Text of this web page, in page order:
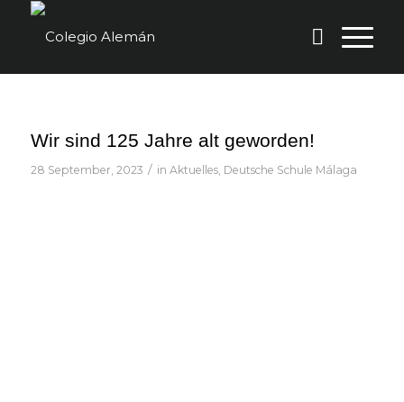
Wir sind 125 Jahre alt geworden!
28 September, 2023 / in Aktuelles, Deutsche Schule Málaga